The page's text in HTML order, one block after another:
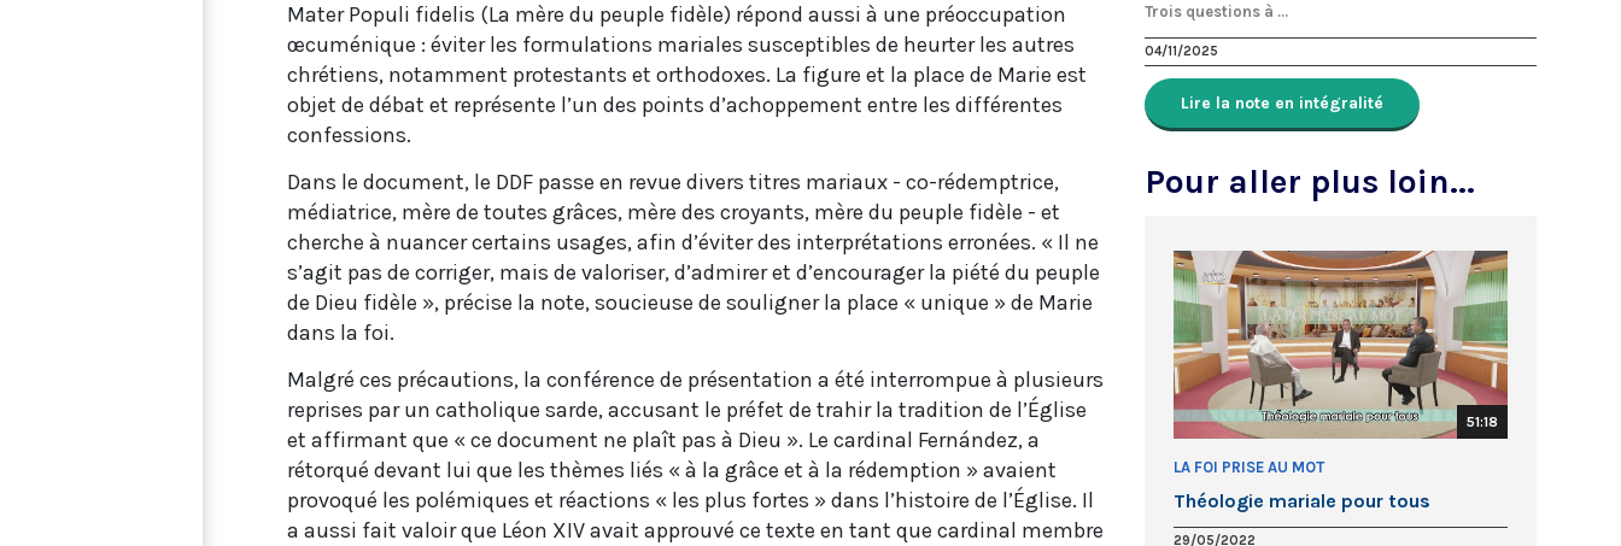
Mater Populi fidelis (La mère du peuple fidèle) répond aussi à une préoccupation
œcuménique : éviter les formulations mariales susceptibles de heurter les autres
chrétiens, notamment protestants et orthodoxes. La figure et la place de Marie est
objet de débat et représente l’un des points d’achoppement entre les différentes
confessions.
Dans le document, le DDF passe en revue divers titres mariaux - co-rédemptrice,
médiatrice, mère de toutes grâces, mère des croyants, mère du peuple fidèle - et
cherche à nuancer certains usages, afin d’éviter des interprétations erronées. « Il ne
s’agit pas de corriger, mais de valoriser, d’admirer et d’encourager la piété du peuple
de Dieu fidèle », précise la note, soucieuse de souligner la place « unique » de Marie
dans la foi.
Malgré ces précautions, la conférence de présentation a été interrompue à plusieurs
reprises par un catholique sarde, accusant le préfet de trahir la tradition de l’Église
et affirmant que « ce document ne plaît pas à Dieu ». Le cardinal Fernández, a
rétorqué devant lui que les thèmes liés « à la grâce et à la rédemption » avaient
provoqué les polémiques et réactions « les plus fortes » dans l’histoire de l’Église. Il
a aussi fait valoir que Léon XIV avait approuvé ce texte en tant que cardinal membre
Trois questions à ...
04/11/2025
Lire la note en intégralité
Pour aller plus loin...
51:18
LA FOI PRISE AU MOT
Théologie mariale pour tous
29/05/2022